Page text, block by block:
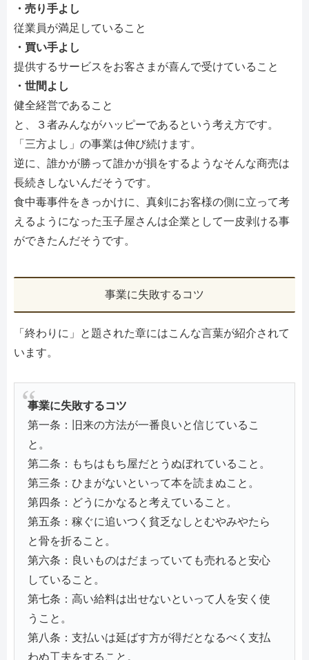
・売り手よし
従業員が満足していること
・買い手よし
提供するサービスをお客さまが喜んで受けていること
・世間よし
健全経営であること
と、３者みんながハッピーであるという考え方です。
「三方よし」の事業は伸び続けます。
逆に、誰かが勝って誰かが損をするようなそんな商売は
長続きしないんだそうです。
食中毒事件をきっかけに、真剣にお客様の側に立って考
えるようになった玉子屋さんは企業として一皮剥ける事
ができたんだそうです。
事業に失敗するコツ
「終わりに」と題された章にはこんな言葉が紹介されて
います。
事業に失敗するコツ
第一条：旧来の方法が一番良いと信じているこ
と。
第二条：もちはもち屋だとうぬぼれていること。
第三条：ひまがないといって本を読まぬこと。
第四条：どうにかなると考えていること。
第五条：稼ぐに追いつく貧乏なしとむやみやたら
と骨を折ること。
第六条：良いものはだまっていても売れると安心
していること。
第七条：高い給料は出せないといって人を安く使
うこと。
第八条：支払いは延ばす方が得だとなるべく支払
わぬ工夫をすること。